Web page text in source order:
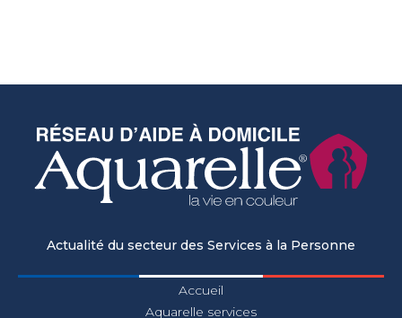
Actualité du secteur des Services à la Personne
Accueil
Aquarelle services